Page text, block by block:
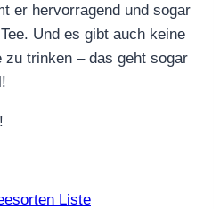
er hervorragend und sogar
Und es gibt auch keine
zu trinken – das geht sogar
Liste